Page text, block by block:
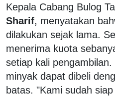
Kepala Cabang Bulog
Sharif, menyatakan
dilakukan sejak lama.
menerima kuota
setiap kali
minyak dapat dibeli
batas. "Kami sudah